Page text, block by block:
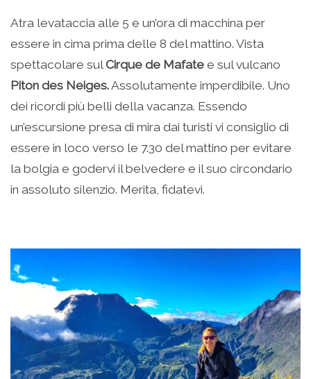
Atra levataccia alle 5 e un’ora di macchina per
essere in cima prima delle 8 del mattino. Vista
spettacolare sul Cirque de Mafate e sul vulcano
Piton des Neiges.Assolutamente imperdibile. Uno
dei ricordi più belli della vacanza. Essendo
un’escursione presa di mira dai turisti vi consiglio di
essere in loco verso le 7.30 del mattino per evitare
la bolgia e godervi il belvedere e il suo circondario
in assoluto silenzio. Merita, fidatevi.